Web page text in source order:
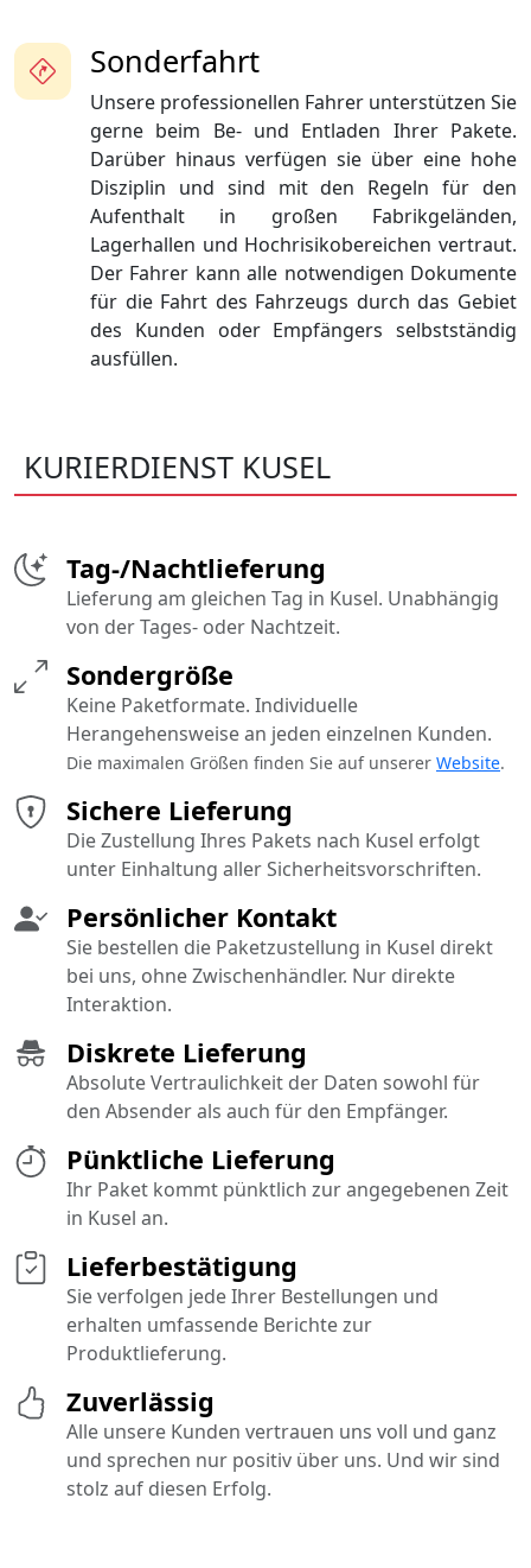
Sonderfahrt
Unsere professionellen Fahrer unterstützen Sie
gerne beim Be- und Entladen Ihrer Pakete.
Darüber hinaus verfügen sie über eine hohe
Disziplin und sind mit den Regeln für den
Aufenthalt in großen Fabrikgeländen,
Lagerhallen und Hochrisikobereichen vertraut.
Der Fahrer kann alle notwendigen Dokumente
für die Fahrt des Fahrzeugs durch das Gebiet
des Kunden oder Empfängers selbstständig
ausfüllen.
KURIERDIENST KUSEL
Pünktliche Lieferung
Ihr Paket kommt pünktlich zur angegebenen Zeit
in Kusel an.
Sichere Lieferung
Die Zustellung Ihres Pakets nach Kusel erfolgt
unter Einhaltung aller Sicherheitsvorschriften.
Diskrete Lieferung
Absolute Vertraulichkeit der Daten sowohl für
den Absender als auch für den Empfänger.
Tag-/Nachtlieferung
Lieferung am gleichen Tag in Kusel. Unabhängig
von der Tages- oder Nachtzeit.
Persönlicher Kontakt
Sie bestellen die Paketzustellung in Kusel direkt
bei uns, ohne Zwischenhändler. Nur direkte
Interaktion.
Sondergröße
Keine Paketformate. Individuelle
Herangehensweise an jeden einzelnen Kunden.
Die maximalen Größen finden Sie auf unserer Website.
Lieferbestätigung
Sie verfolgen jede Ihrer Bestellungen und
erhalten umfassende Berichte zur
Produktlieferung.
Zuverlässig
Alle unsere Kunden vertrauen uns voll und ganz
und sprechen nur positiv über uns. Und wir sind
stolz auf diesen Erfolg.